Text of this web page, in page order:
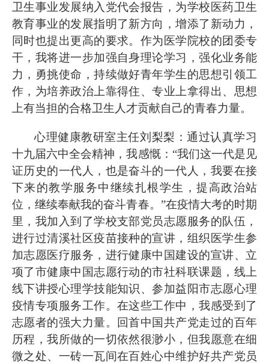
卫生事业发展纳入党代会报告，为学校医药卫生
教育事业的发展指明了新方向，增添了新动力，
同时也提出更高的要求。作为医学院校的团委专
干，我将进一步加强自身理论学习，强化业务能
力，勇挑使命，持续做好青年学生的思想引领工
作，为培养政治上靠得住、专业上拿得出、思想
上有当担的合格卫生人才贡献自己的青春力量。
心理健康教研室主任刘梨梨：通过认真学习
十九届六中全会精神，我感慨： “我们这一代是见
证历史的一代人，也是奋斗的一代人，我要在接
下来的教学服务中继续扎根学生，提高政治站
位，继续奉献我的奋斗青春。”在疫情大考的时期
里，我加入到了学校支部党员志愿服务的队伍，
进行过清溪社区疫苗接种的宣讲，组织医学生参
加志愿医疗服务，进行健康中国建设的宣讲、立
项了市健康中国志愿行动的市社科联课题，线上
线下讲授心理学技能知识、参加益阳市志愿心理
疫情专项服务工作。在这些工作中，我感受到了
志愿者的强大力量。回首中国共产党走过的百年
历程，我所做的一切依然很渺小，但我愿意在细
微之处、一砖一瓦间在百姓心中维护好共产党员